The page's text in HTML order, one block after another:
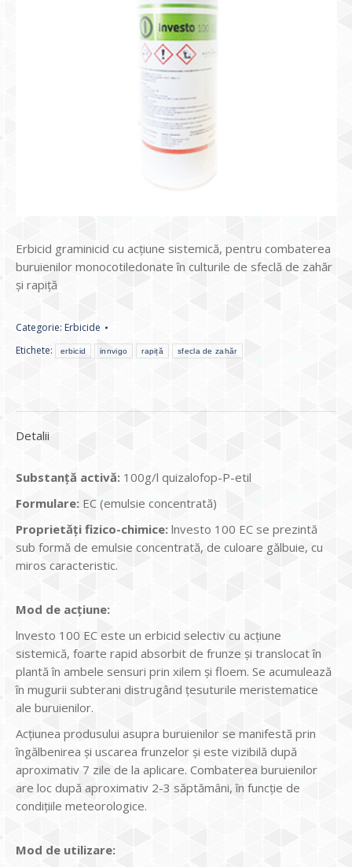
Erbicid graminicid cu acţiune sistemică, pentru combaterea
buruienilor monocotiledonate în culturile de sfeclă de zahăr
și rapiță
Categorie: Erbicide
Etichete:
erbicid innvigo rapiță sfecla de zahăr
Detalii
Substanţă activă: 100g/l quizalofop-P-etil
Formulare: EC (emulsie concentrată)
Proprietăţi fizico-chimice: lnvesto 100 EC se prezintă
sub formă de emulsie concentrată, de culoare gălbuie, cu
miros caracteristic.
Mod de acțiune:
lnvesto 100 EC este un erbicid selectiv cu acţiune
sistemică, foarte rapid absorbit de frunze şi translocat în
plantă în ambele sensuri prin xilem şi floem. Se acumulează
în mugurii subterani distrugând ţesuturile meristematice
ale buruienilor.
Acţiunea produsului asupra buruienilor se manifestă prin
îngălbenirea şi uscarea frunzelor şi este vizibilă după
aproximativ 7 zile de la aplicare. Combaterea buruienilor
are loc după aproximativ 2-3 săptămâni, în funcţie de
condiţiile meteorologice.
Mod de utilizare: